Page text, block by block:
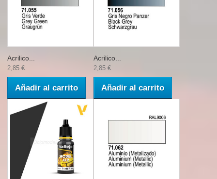
Acrilico...
2,85 €
Añadir al carrito
Acrilico...
2,85 €
Añadir al carrito